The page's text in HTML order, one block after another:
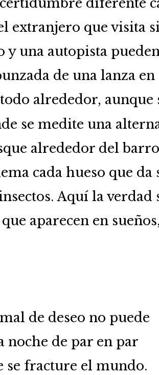
extranjero que visita
y una autopista
de una lanza
alrededor,
se medite una
alrededor del
cada hueso que
Aquí la verdad
aparecen en
de deseo no puede
noche de par en par
se fracture el mundo.